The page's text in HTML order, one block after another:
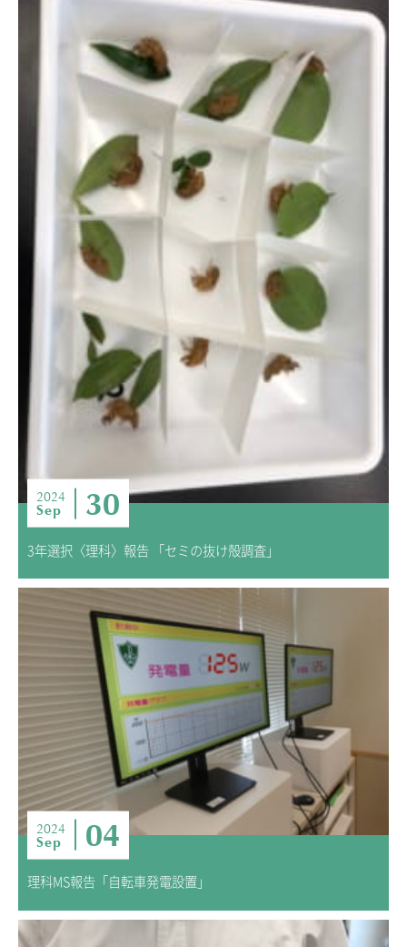
2024
Sep 30
3年選択〈理科〉報告 「セミの抜け殻調査」
2024
Sep 04
理科MS報告「自転車発電設置」